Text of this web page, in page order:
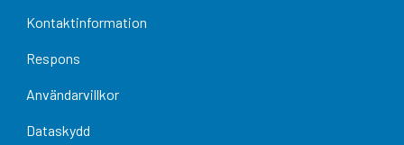
Kontaktinformation
Respons
Användarvillkor
Dataskydd